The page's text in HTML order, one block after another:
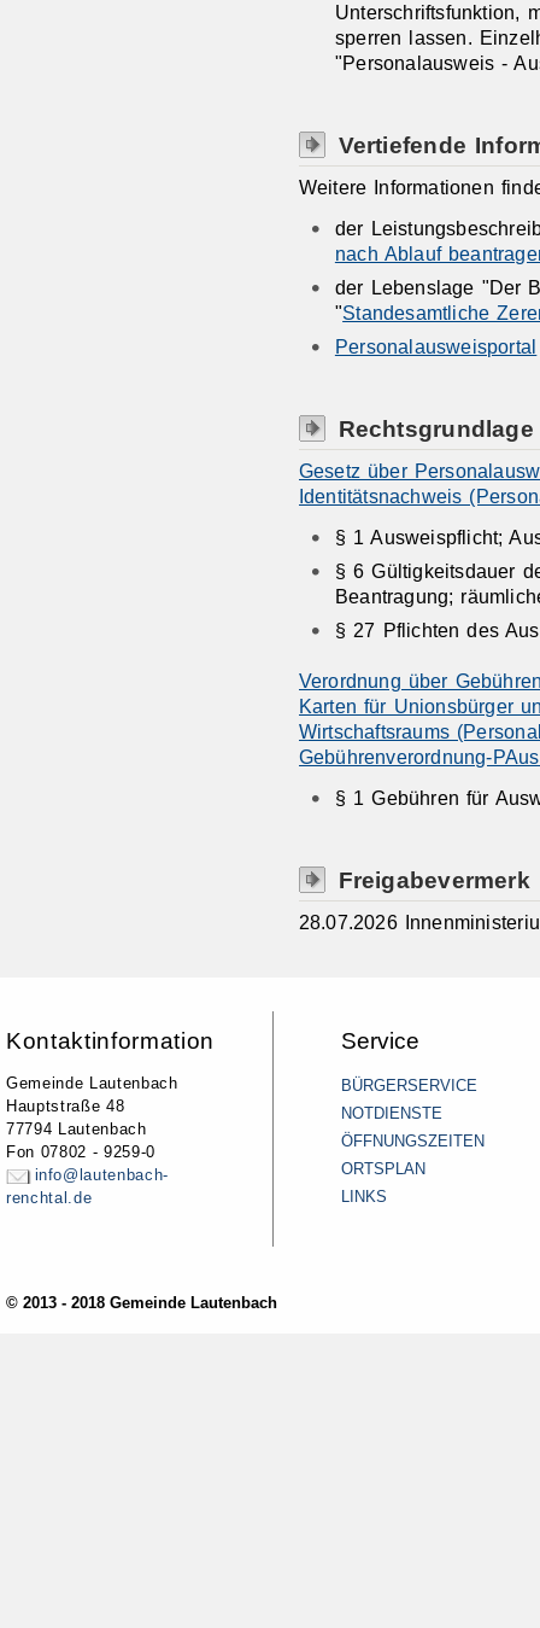
Unterschriftsfunktion,
sperren lassen.
"Personalausweis -
Vertiefende
Weitere Informationen
der
nach Ablauf
der Lebenslage "Der
"Standesamtliche
Personalausweisportal
Rechtsgrundlage
Gesetz über
Identitätsnachweis
§ 1 Ausweispflicht;
§ 6 Gültigkeitsdauer
Beantragung;
§ 27 Pflichten des
Verordnung über
Karten für Unionsbürger
Wirtschaftsraums
Gebührenverordnung-
§ 1 Gebühren für
Freigabevermerk
28.07.2026
Kontaktinformation
Gemeinde Lautenbach
Hauptstraße 48
77794 Lautenbach
Fon 07802 - 9259-0
info@lautenbach-
renchtal.de
Service
BÜRGERSERVICE
NOTDIENSTE
ÖFFNUNGSZEITEN
ORTSPLAN
LINKS
© 2013 - 2018 Gemeinde Lautenbach